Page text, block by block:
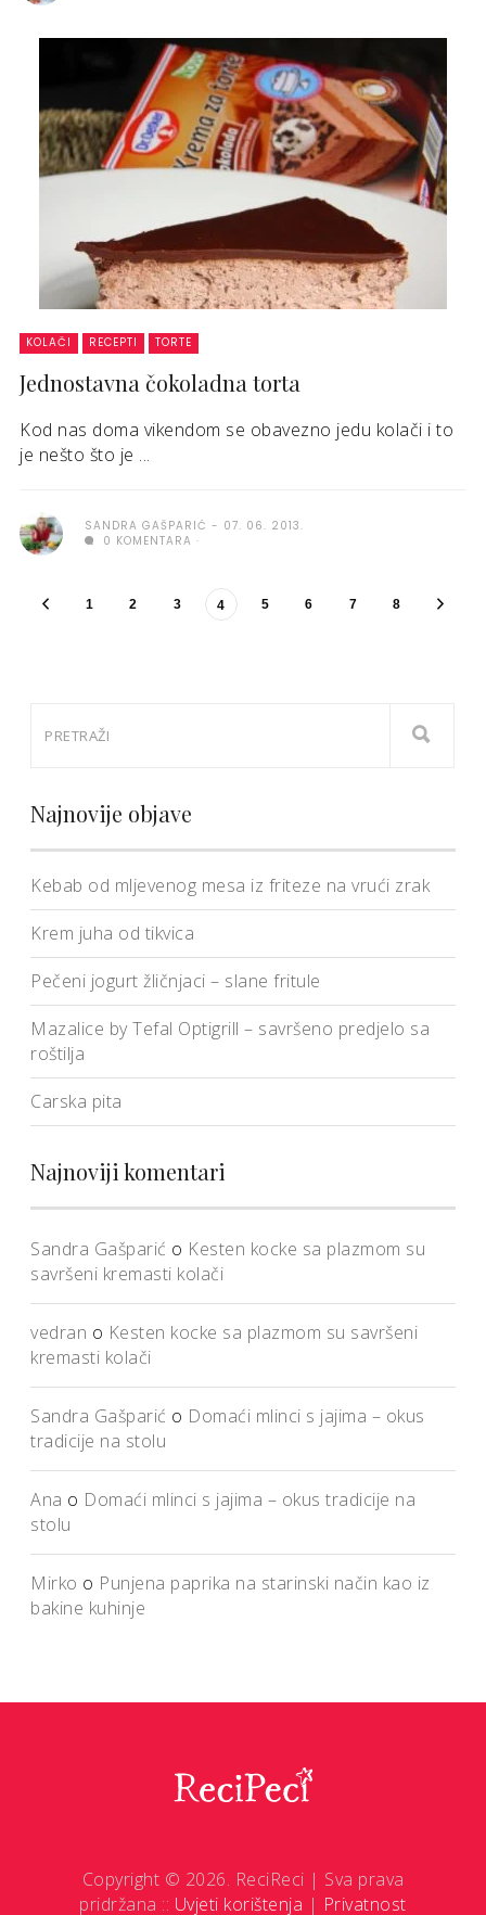
KOLAČI RECEPTI TORTE
Jednostavna čokoladna torta
Kod nas doma vikendom se obavezno jedu kolači i to
je nešto što je ...
SANDRA GAŠPARIĆ
07. 06. 2013.
0 KOMENTARA
1 2 3 4 5 6 7 8
Najnovije objave
Kebab od mljevenog mesa iz friteze na vrući zrak
Krem juha od tikvica
Pečeni jogurt žličnjaci – slane fritule
Mazalice by Tefal Optigrill – savršeno predjelo sa
roštilja
Carska pita
Najnoviji komentari
Sandra Gašparić o Kesten kocke sa plazmom su
savršeni kremasti kolači
vedran o Kesten kocke sa plazmom su savršeni
kremasti kolači
Sandra Gašparić o Domaći mlinci s jajima – okus
tradicije na stolu
Ana o Domaći mlinci s jajima – okus tradicije na
stolu
Mirko o Punjena paprika na starinski način kao iz
bakine kuhinje
Copyright © 2026. ReciReci | Sva prava
pridržana :: Uvjeti korištenja | Privatnost